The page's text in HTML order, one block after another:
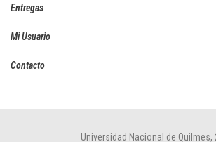
Entregas
Mi Usuario
Contacto
Universidad Nacional de Quilmes,